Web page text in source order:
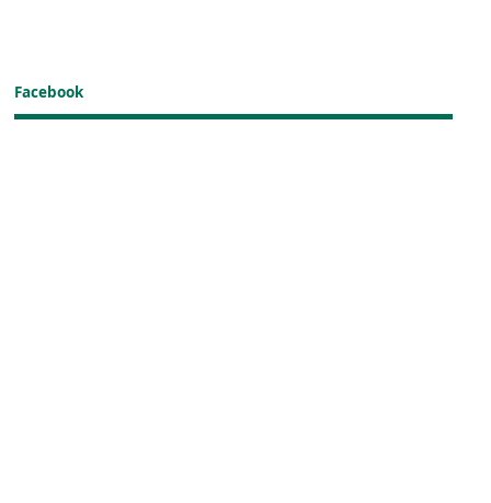
Facebook